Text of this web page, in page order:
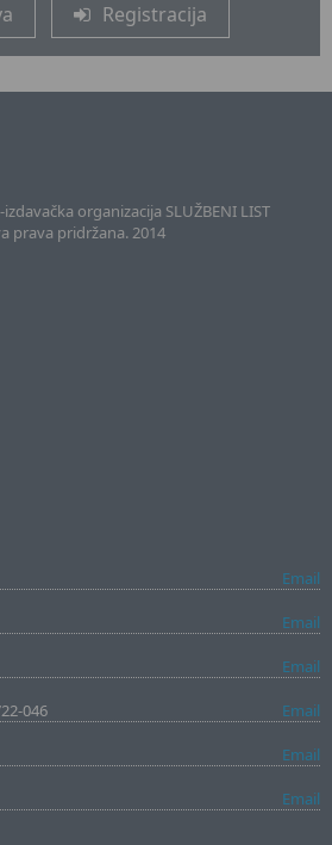
Registracija
organizacija SLUŽBENI LIST
prava pridržana. 2014
Email
Email
Email
046
Email
Email
Email